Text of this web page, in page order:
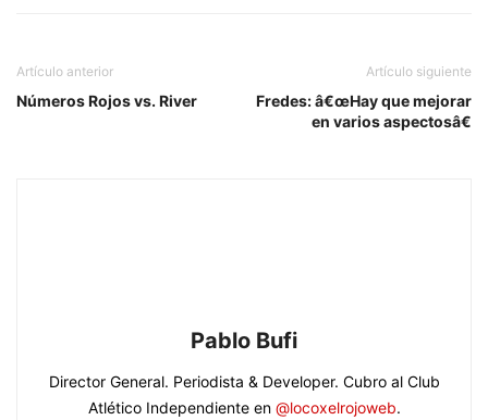
Artículo anterior
Números Rojos vs. River
Artículo siguiente
Fredes: â€œHay que mejorar
en varios aspectosâ€
Pablo Bufi
Director General. Periodista & Developer. Cubro al Club
Atlético Independiente en @locoxelrojoweb.